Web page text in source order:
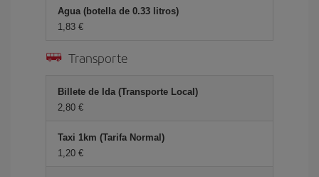
Agua (botella de 0.33 litros)
1,83 €
Transporte
Billete de Ida (Transporte Local)
2,80 €
Taxi 1km (Tarifa Normal)
1,20 €